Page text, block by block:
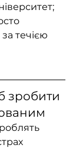
течією
зробити